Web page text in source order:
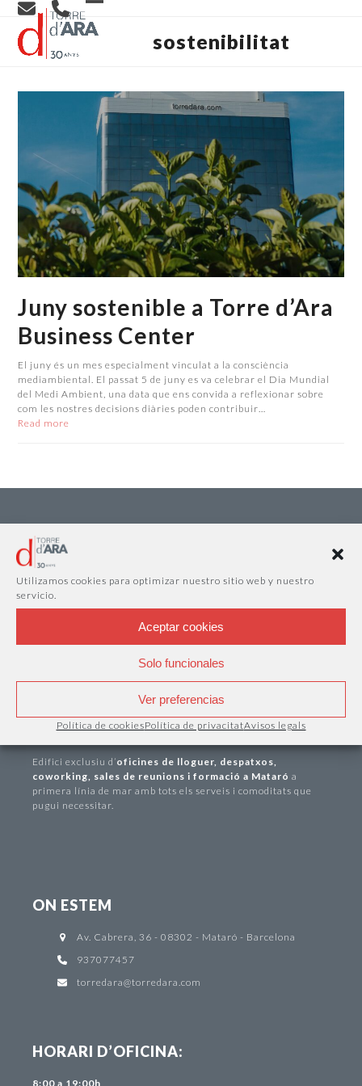
Utilizamos cookies para optimizar nuestro sitio web y nuestro
servicio.
Aceptar cookies
Solo funcionales
Ver preferencias
Política de cookiesPolítica de privacitatAvisos legals
Skip
content
Open
Close
sostenibilitat
Juny sostenible a Torre d’Ara
Business Center
El juny és un mes especialment vinculat a la consciència
mediambiental. El passat 5 de juny es va celebrar el Dia Mundial
del Medi Ambient, una data que ens convida a reflexionar sobre
com les nostres decisions diàries poden contribuir…
Read more
INFORMACIÓ
Edifici exclusiu d ’oficines de lloguer, despatxos,
coworking, sales de reunions i formació a Mataró a
primera línia de mar amb tots els serveis i comoditats que
pugui necessitar.
ON ESTEM
Av. Cabrera, 36 - 08302 - Mataró - Barcelona
937077457
torredara@torredara.com
HORARI D’OFICINA:
8:00 a 19:00h